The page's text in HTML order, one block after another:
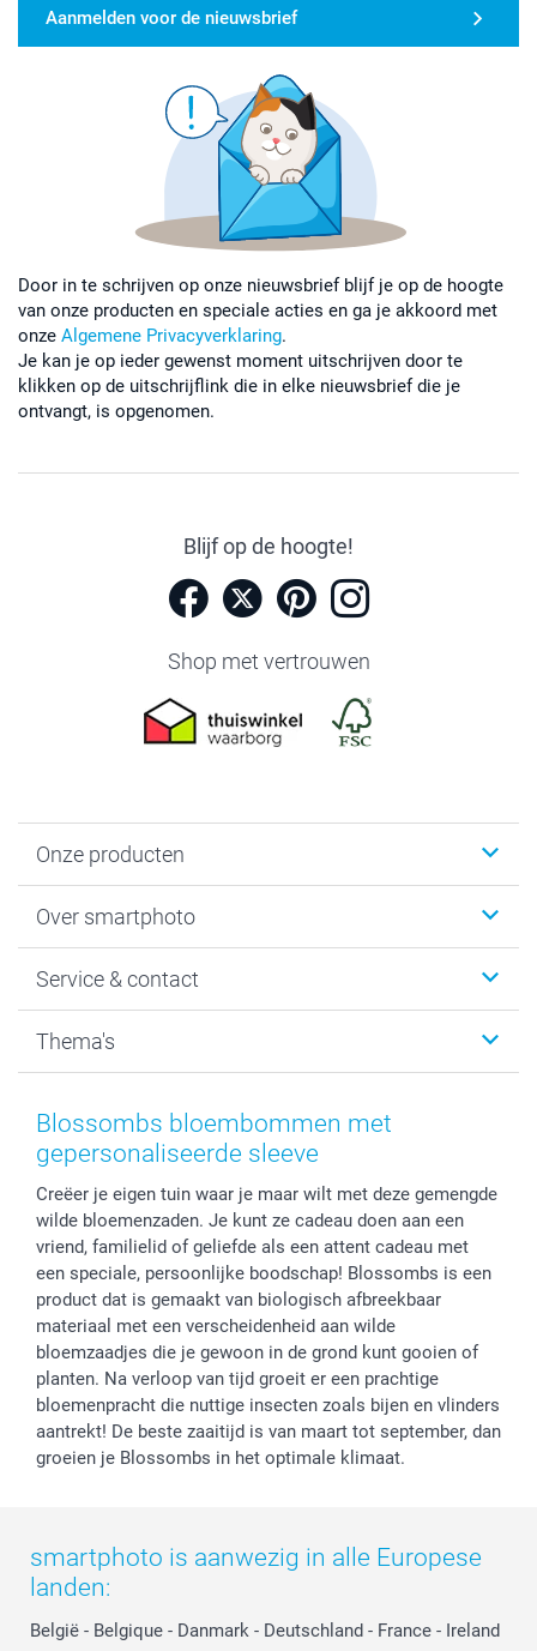
Aanmelden voor de nieuwsbrief
Door in te schrijven op onze nieuwsbrief blijf je op de hoogte
van onze producten en speciale acties en ga je akkoord met
onze Algemene Privacyverklaring.
Je kan je op ieder gewenst moment uitschrijven door te
klikken op de uitschrijflink die in elke nieuwsbrief die je
ontvangt, is opgenomen.
Blijf op de hoogte!
Shop met vertrouwen
Onze producten
Fotoboeken
Fotocadeaus
Kaarten
Over smartphoto
Vacatures
Bestelproces
Herroepingsrecht
Privacy
Reviews
Prijslijst
Investor Relations
Service & contact
Tevredenheidsgarantie
Mijn orderstatus
smartbonus
service@smartphoto.nl
Affiliate partnerprogramma
Partnerships
Influencer partnerprogramma
Thema's
Baby
Moederdag
Huwelijk
Blossombs bloembommen met
gepersonaliseerde sleeve
Creëer je eigen tuin waar je maar wilt met deze gemengde
wilde bloemenzaden. Je kunt ze cadeau doen aan een
vriend, familielid of geliefde als een attent cadeau met
een speciale, persoonlijke boodschap! Blossombs is een
product dat is gemaakt van biologisch afbreekbaar
materiaal met een verscheidenheid aan wilde
bloemzaadjes die je gewoon in de grond kunt gooien of
planten. Na verloop van tijd groeit er een prachtige
bloemenpracht die nuttige insecten zoals bijen en vlinders
aantrekt! De beste zaaitijd is van maart tot september, dan
groeien je Blossombs in het optimale klimaat.
smartphoto is aanwezig in alle Europese
landen:
België - Belgique - Danmark - Deutschland - France - Ireland